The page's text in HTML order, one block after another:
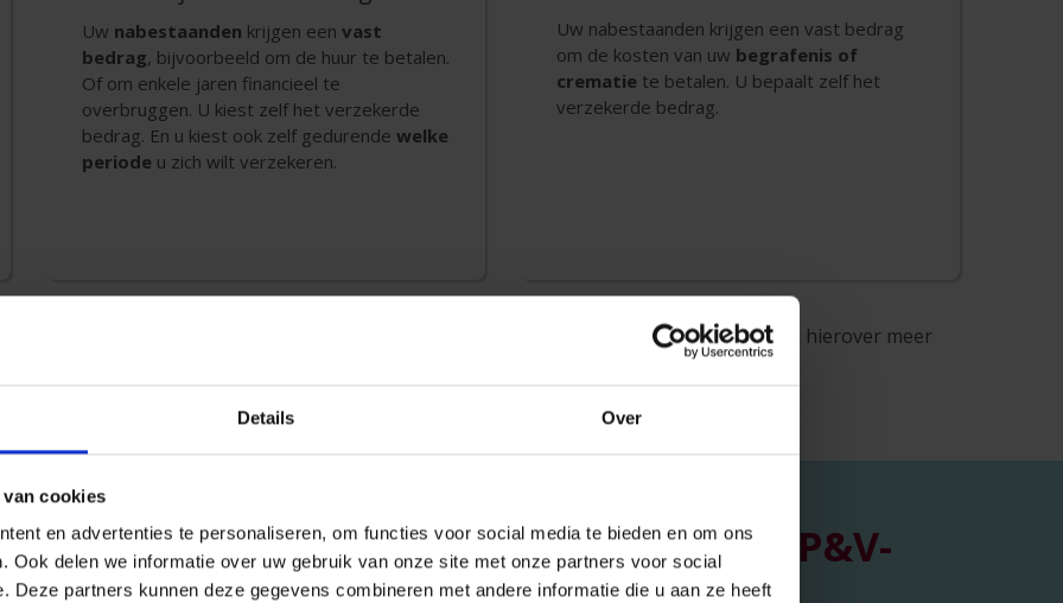
Details Over
cookies
en advertenties te personaliseren, om functies voor social media te bieden en om ons
Ook delen we informatie over uw gebruik van onze site met onze partners voor social
Deze partners kunnen deze gegevens combineren met andere informatie die u aan ze heeft
Uw nabestaanden krijgen een vast
bedrag, bijvoorbeeld om de huur te betalen.
Of om enkele jaren financieel te
overbruggen. U kiest zelf het verzekerde
bedrag. En u kiest ook zelf gedurende welke
periode u zich wilt verzekeren.
Uw nabestaanden krijgen een vast bedrag
om de kosten van uw begrafenis of
crematie te betalen. U bepaalt zelf het
verzekerde bedrag.
de beste bescherming biedt?
geeft u in een persoonlijk gesprek hierover meer
Neem dan contact op met een P&V-
adviseur.